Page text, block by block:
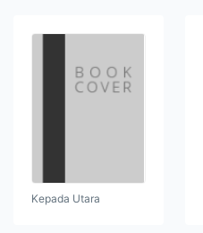
Kepada Utara